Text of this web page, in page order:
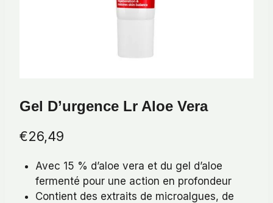
Gel D’urgence Lr Aloe Vera
€26,49
Avec 15 % d’aloe vera et du gel d’aloe
fermenté pour une action en profondeur
Contient des extraits de microalgues, de